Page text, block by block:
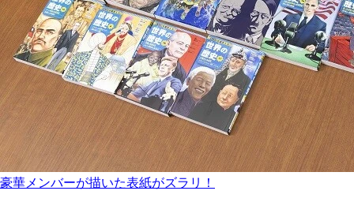
豪華メンバーが描いた表紙がズラリ！